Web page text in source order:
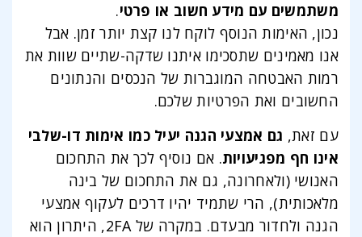
משתמשים עם מידע חשוב או פרטי.
נכון, האימות הנוסף לוקח לנו קצת יותר זמן. אבל
אנו מאמינים שתסכימו איתנו שדקה-שתיים שוות את
רמות האבטחה המוגברות של הנכסים והנתונים
החשובים ואת הפרטיות שלכם.
עם זאת, גם אמצעי הגנה יעיל כמו אימות דו-שלבי
אינו חף מפגיעויות. אם נוסיף לכך את התחכום
האנושי (ולאחרונה, גם את התחכום של בינה
מלאכותית), הרי שתמיד יהיו דרכים לעקוף אמצעי
הגנה ולחדור מבעדם. במקרה של 2FA, היתרון הוא